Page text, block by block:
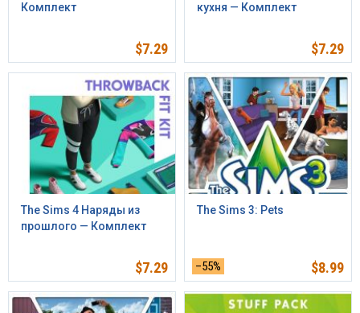
Комплект
$7.29
кухня — Комплект
$7.29
The Sims 4 Наряды из
прошлого — Комплект
$7.29
The Sims 3: Pets
–55% $8.99